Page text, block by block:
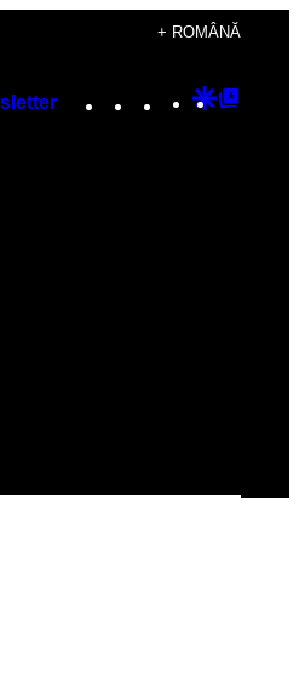
+ ROMÂNĂ
Instagram
TikTok
YouTube
Google